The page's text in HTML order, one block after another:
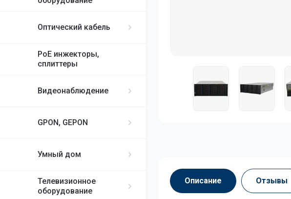
Оптический кабель
PoE инжекторы,
сплиттеры
Видеонаблюдение
GPON, GEPON
Умный дом
Телевизионное
оборудование
Описание Отзывы